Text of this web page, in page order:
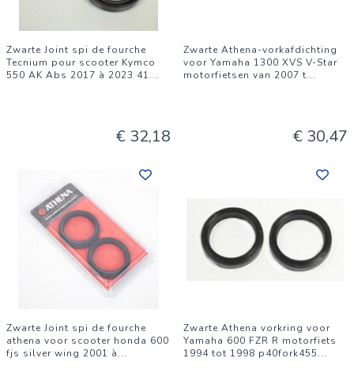
Zwarte Joint spi de fourche
Tecnium pour scooter Kymco
550 AK Abs 2017 à 2023 41...
€ 32,18
Zwarte Athena-vorkafdichting
voor Yamaha 1300 XVS V-Star
motorfietsen van 2007 t...
€ 30,47
Zwarte Joint spi de fourche
athena voor scooter honda 600
fjs silver wing 2001 à...
Zwarte Athena vorkring voor
Yamaha 600 FZR R motorfiets
1994 tot 1998 p40fork455...